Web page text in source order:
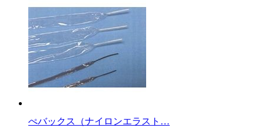
ぺバックス（ナイロンエラスト…